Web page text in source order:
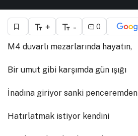
+ - 0
M4 duvarlı mezarlarında hayatın,
Bir umut gibi karşımda gün ışığı
İnadına giriyor sanki penceremden
Hatırlatmak istiyor kendini